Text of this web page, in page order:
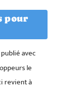
pour
avec
le
revient à